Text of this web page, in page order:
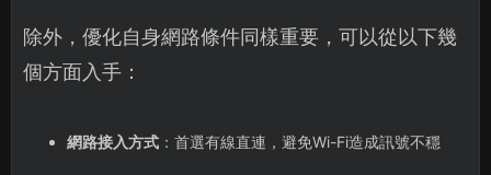
除外，優化自身網路條件同樣重要，可以從以下幾
個方面入手：
網路接入方式：首選有線直連，避免Wi-Fi造成訊號不穩